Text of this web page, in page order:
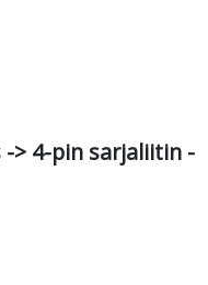
> 4-pin sarjaliitin -